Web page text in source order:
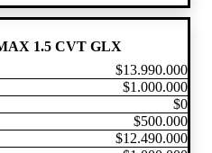
1.5 CVT GLX
$13.990.000
$1.000.000
$0
$500.000
$12.490.000